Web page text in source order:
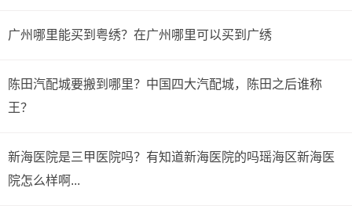
广州哪里能买到粤绣？在广州哪里可以买到广绣
陈田汽配城要搬到哪里？中国四大汽配城，陈田之后谁称
王？
新海医院是三甲医院吗？有知道新海医院的吗瑶海区新海医
院怎么样啊...